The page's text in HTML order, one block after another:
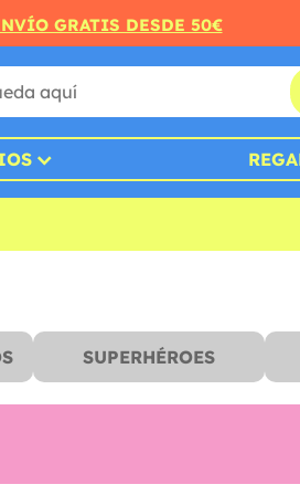
GRATIS DESDE 50€
SUPERHÉROES